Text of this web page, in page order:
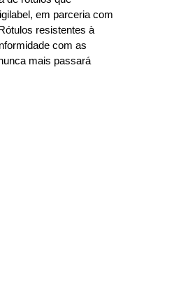
em parceria com
resistentes à
com as
mais passará